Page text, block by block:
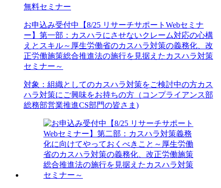
無料セミナー
お申込み受付中
【8/25 リサーチサポートWebセミナ
ー】第一部：カスハラにさせないクレーム対応の心構
えとスキル～厚生労働省のカスハラ対策の義務化、改
正労働施策総合推進法の施行を見据えたカスハラ対策
セミナー～
対象： 組織としてのカスハラ対策をご検討中の方カス
ハラ対策にご興味をお持ちの方（コンプライアンス部
総務部営業推進CS部門の皆さま)